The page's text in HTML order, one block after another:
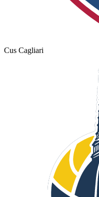
Cus Cagliari